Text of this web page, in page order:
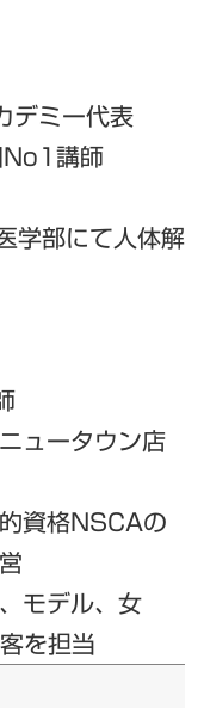
ミー代表
講師
部にて人体解
ュータウン店
資格NSCAの
モデル、女
を担当